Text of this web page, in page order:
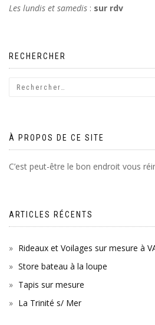
Les lundis et samedis : sur rdv
RECHERCHER
À PROPOS DE CE SITE
C’est peut-être le bon endroit vous
ARTICLES RÉCENTS
Rideaux et Voilages sur mesure à
Store bateau à la loupe
Tapis sur mesure
La Trinité s/ Mer